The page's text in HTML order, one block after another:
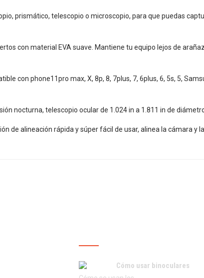
prismático, telescopio o microscopio, para que puedas
con material EVA suave. Mantiene tu equipo lejos de
con phone11pro max, X, 8p, 8, 7plus, 7, 6plus, 6, 5s, 5,
nocturna, telescopio ocular de 1.024 in a 1.811 in de
de alineación rápida y súper fácil de usar, alinea la cámara y
Cómo usar binoculares